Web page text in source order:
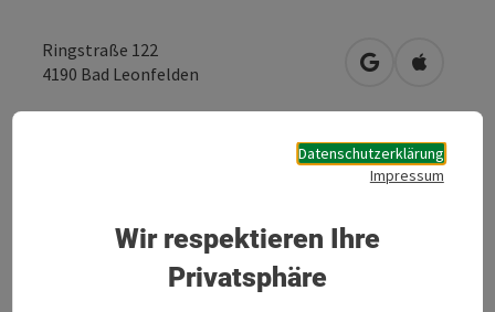
Ringstraße 122
4190 Bad Leonfelden in Googlein Apple
Datenschutzerklärung
Impressum
Wir respektieren Ihre
Privatsphäre